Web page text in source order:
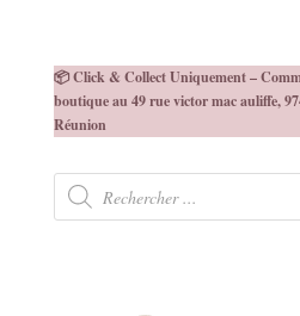
📦 Click & Collect Uniquement –
boutique au 49 rue victor mac auliffe,
Réunion
Recherche
produits